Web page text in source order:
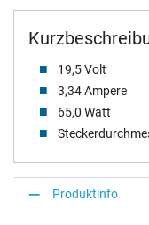
19,5 Volt
3,34 Ampere
65,0 Watt
Produktinfo